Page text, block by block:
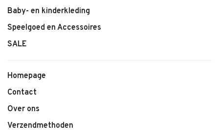
Baby- en kinderkleding
Speelgoed en Accessoires
SALE
Homepage
Contact
Over ons
Verzendmethoden